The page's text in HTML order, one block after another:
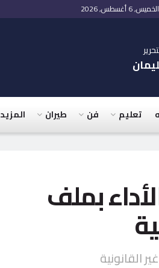
الخميس, 6 أغسطس, 2026
تعليم فن طيران المزيد
بملف
القانونية